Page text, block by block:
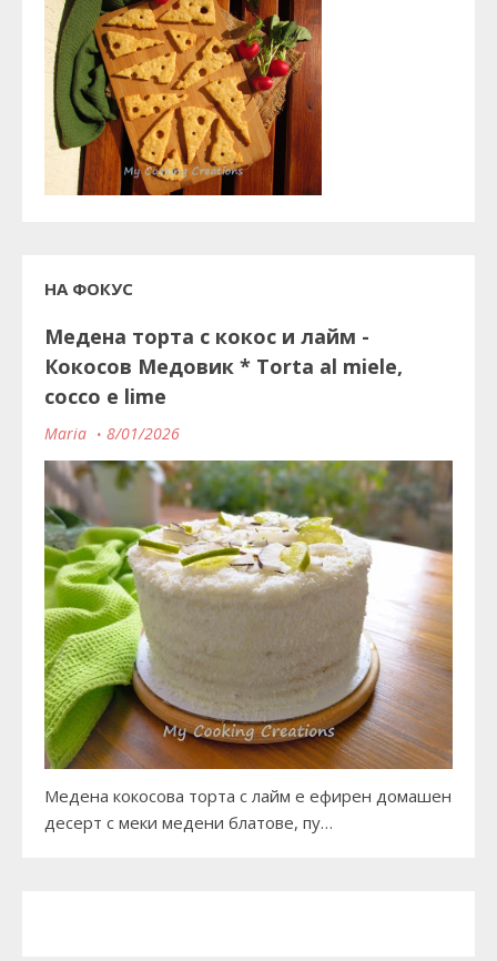
НА ФОКУС
Медена торта с кокос и лайм -
Кокосов Медовик * Torta al miele,
cocco e lime
Maria 8/01/2026
Медена кокосова торта с лайм е ефирен домашен
десерт с меки медени блатове, пу…